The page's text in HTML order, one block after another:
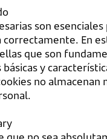
son
correctamente. En
que son
y
no almacenan